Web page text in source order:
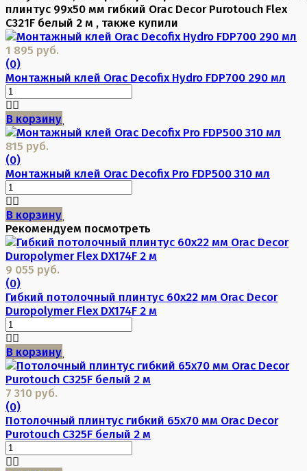
плинтус 99х50 мм гибкий Orac Decor Purotouch Flex
C321F белый 2 м , также купили
1 895 руб.
(0)
Монтажный клей Orac Decofix Hydro FDP700 290 мл
В корзину
815 руб.
(0)
Монтажный клей Orac Decofix Pro FDP500 310 мл
В корзину
Рекомендуем посмотреть
9 055 руб.
(0)
Гибкий потолочный плинтус 60х22 мм Orac Decor
Duropolymer Flex DX174F 2 м
В корзину
7 310 руб.
(0)
Потолочный плинтус гибкий 65х70 мм Orac Decor
Purotouch C325F белый 2 м